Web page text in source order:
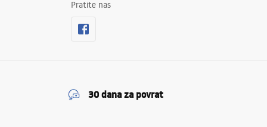
Pratite nas
30 dana za povrat